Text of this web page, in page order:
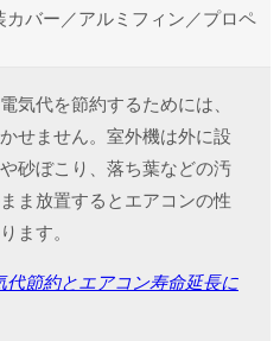
カバー／アルミフィン／プロペ
気代を節約するためには、
せません。室外機は外に設
砂ぼこり、落ち葉などの汚
ま放置するとエアコンの性
ます。
代節約とエアコン寿命延長に